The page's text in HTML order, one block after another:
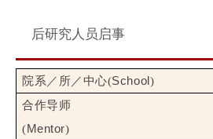
后研究人员启事
院系／所／中心(School)
合作导师
(Mentor)